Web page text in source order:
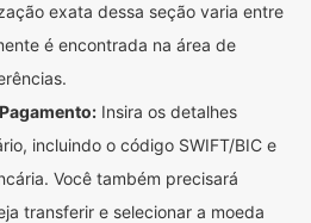
exata dessa seção varia entre
é encontrada na área de
Insira os detalhes
incluindo o código SWIFT/BIC e
Você também precisará
transferir e selecionar a moeda